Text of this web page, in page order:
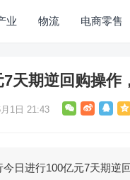
业 物流 电商零售
天期逆回购操作
1日 21:43
进行100亿元7天期逆回